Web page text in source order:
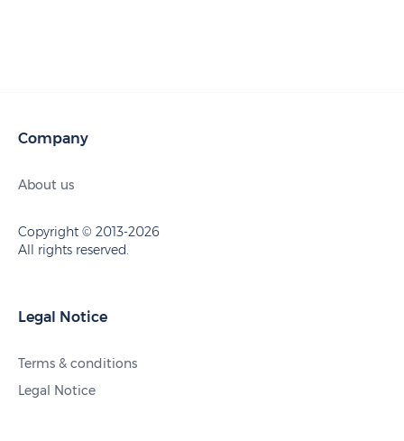
Company
About us
Copyright © 2013-2026
All rights reserved.
Legal Notice
Terms & conditions
Legal Notice